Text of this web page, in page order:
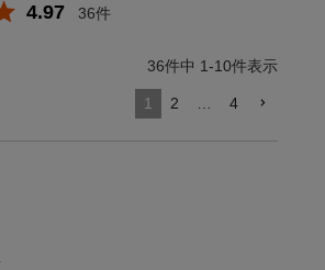
4.97 36
36件中 1-10件表示
1 2 4